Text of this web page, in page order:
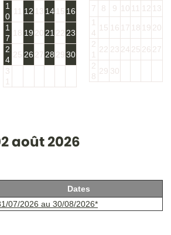
1
0
11 12 13 14 15 16
1
7
18 19 20 21 22 23
2
4
25 26 27 28 2930
3
1
7
8 9 10 11 12 13
1
4
15 16 17 18 19 20
2
1
22 23 24 25 26 27
2
8
29 30
août 2026
Dates
07/2026 au 30/08/2026*